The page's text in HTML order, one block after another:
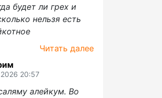
будет ли грех и
нельзя есть
Читать далее
20:57
алейкум. Во